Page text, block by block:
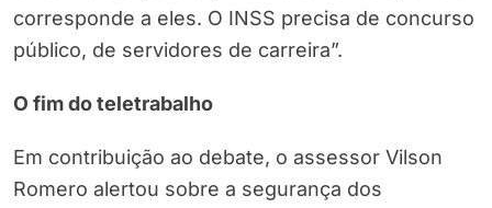
corresponde a eles. O INSS precisa de concurso
público, de servidores de carreira”.
O fim do teletrabalho
Em contribuição ao debate, o assessor Vilson
Romero alertou sobre a segurança dos